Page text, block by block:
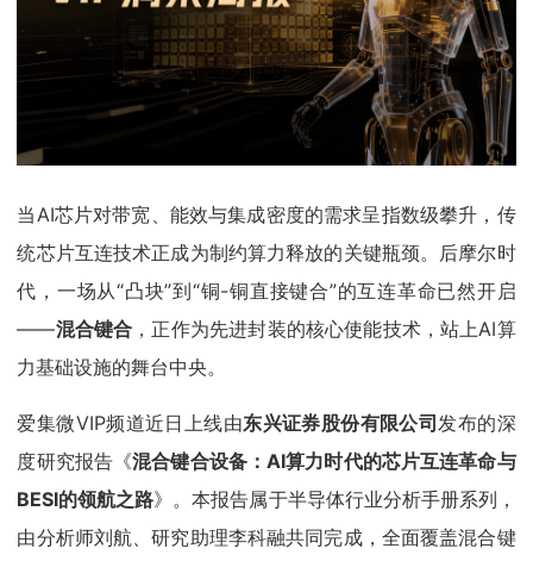
当AI芯片对带宽、能效与集成密度的需求呈指数级攀升，传
统芯片互连技术正成为制约算力释放的关键瓶颈。后摩尔时
代，一场从“凸块”到“铜-铜直接键合”的互连革命已然开启
——混合键合 ，正作为先进封装的核心使能技术，站上AI算
力基础设施的舞台中央。
爱集微VIP频道近日上线由东兴证券股份有限公司发布的深
度研究报告《混合键合设备：AI算力时代的芯片互连革命与
BESI的领航之路》。本报告属于半导体行业分析手册系列，
由分析师刘航、研究助理李科融共同完成，全面覆盖混合键